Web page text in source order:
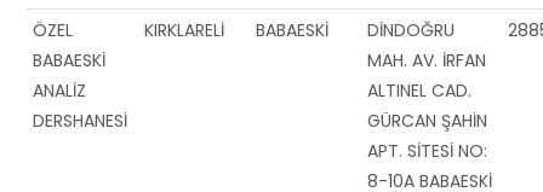
ÖZEL
BABAESKİ
ANALİZ
DERSHANESİ
KIRKLARELİ BABAESKİ
DİNDOĞRU
MAH. AV. İRFAN
ALTINEL CAD.
GÜRCAN ŞAHİN
APT. SİTESİ NO:
8-10A BABAESKİ